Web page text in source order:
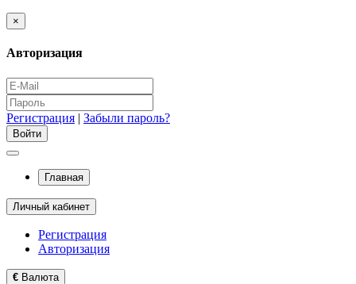
×
Авторизация
Регистрация | Забыли пароль?
Главная
Личный кабинет
Регистрация
Авторизация
€ Валюта